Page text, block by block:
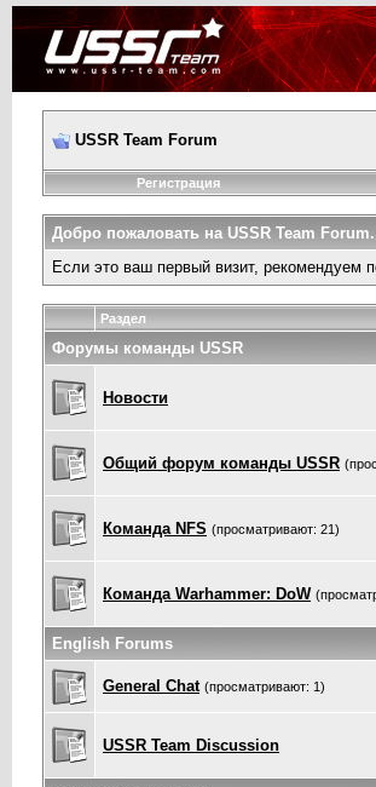
USSR Team Forum
Регистрация
Добро пожаловать на USSR Team Forum.
Если это ваш первый визит, рекомендуем
Раздел
Форумы команды USSR
Новости
Общий форум команды USSR
Команда NFS (просматривают: 21)
Команда Warhammer: DoW
English Forums
General Chat (просматривают: 1)
USSR Team Discussion